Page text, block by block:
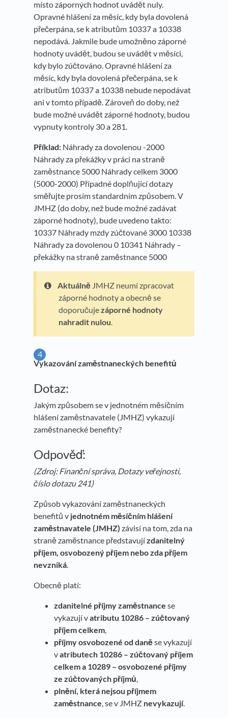
místo záporných hodnot uvádět nuly.
Opravné hlášení za měsíc, kdy byla dovolená
přečerpána, se k atributům 10337 a 10338
nepodává. Jakmile bude umožněno záporné
hodnoty uvádět, budou se uvádět v měsíci,
kdy bylo zúčtováno. Opravné hlášení za
měsíc, kdy byla dovolená přečerpána, se k
atributům 10337 a 10338 nebude nepodávat
ani v tomto případě. Zároveň do doby, než
bude možné uvádět záporné hodnoty, budou
vypnuty kontroly 30 a 281.
Příklad: Náhrady za dovolenou -2000
Náhrady za překážky v práci na straně
zaměstnance 5000 Náhrady celkem 3000
(5000-2000) Případné doplňující dotazy
směřujte prosím standardním způsobem. V
JMHZ (do doby, než bude možné zadávat
záporné hodnoty), bude uvedeno takto:
10337 Náhrady mzdy zúčtované 3000 10338
Náhrady za dovolenou 0 10341 Náhrady –
překážky na straně zaměstnance 5000
Aktuálně JMHZ neumí zpracovat
záporné hodnoty a obecně se
doporučujezáporné hodnoty
nahradit nulou.
Vykazování zaměstnaneckých benefitů
Dotaz:
Jakým způsobem se v jednotném měsíčním
hlášení zaměstnavatele (JMHZ) vykazují
zaměstnanecké benefity?
Odpověď:
(Zdroj: Finanční správa, Dotazy veřejnosti,
číslo dotazu 241)
Způsob vykazování zaměstnaneckých
benefitů v jednotném měsíčním hlášení
zaměstnavatele (JMHZ) závisí na tom, zda na
straně zaměstnance představujízdanitelný
příjem, osvobozený příjem nebo zda příjem
nevzniká.
Obecně platí:
zdanitelné příjmy zaměstnance se
vykazují vatributu 10286 – zúčtovaný
příjem celkem,
příjmy osvobozené od daněse vykazují
vatributech 10286 – zúčtovaný příjem
celkem a 10289 – osvobozené příjmy
ze zúčtovaných příjmů,
plnění, která nejsou příjmem
zaměstnance, se v JMHZ nevykazují.